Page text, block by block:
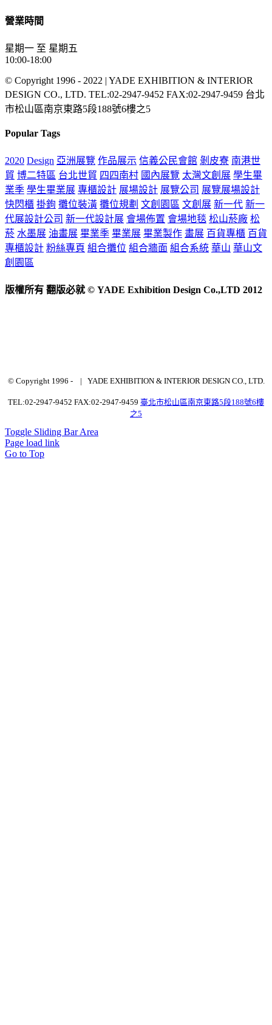
營業時間
星期一 至 星期五
10:00-18:00
© Copyright 1996 - 2022 | YADE EXHIBITION & INTERIOR
DESIGN CO., LTD. TEL:02-2947-9452 FAX:02-2947-9459 台北
市松山區南京東路5段188號6樓之5
Popular Tags
2020 Design 亞洲展覽 作品展示 信義公民會館 剝皮寮 南港世
貿 博二特區 台北世貿 四四南村 國內展覽 太灣文創展 學生畢
業季 學生畢業展 專櫃設計 展場設計 展覽公司 展覽展場設計
快閃櫃 掛鉤 攤位裝潢 攤位規劃 文創園區 文創展 新一代 新一
代展設計公司 新一代設計展 會場佈置 會場地毯 松山菸廠 松
菸 水墨展 油畫展 畢業季 畢業展 畢業製作 畫展 百貨專櫃 百貨
專櫃設計 粉絲專頁 組合攤位 組合牆面 組合系統 華山 華山文
創園區
版權所有 翻版必就 © YADE Exhibition Design Co.,LTD 2012
© Copyright 1996 - | YADE EXHIBITION & INTERIOR DESIGN CO., LTD.
TEL:02-2947-9452 FAX:02-2947-9459 臺北市松山區南京東路5段188號6樓
之5
Toggle Sliding Bar Area
Page load link
Go to Top